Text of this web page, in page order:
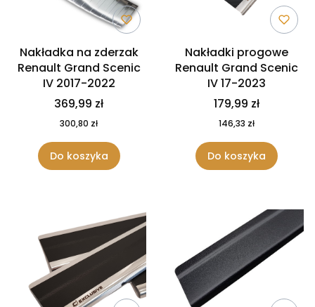
Nakładka na zderzak
Renault Grand Scenic
IV 2017-2022
369,99 zł
300,80 zł
Do koszyka
Nakładki progowe
Renault Grand Scenic
IV 17-2023
179,99 zł
146,33 zł
Do koszyka